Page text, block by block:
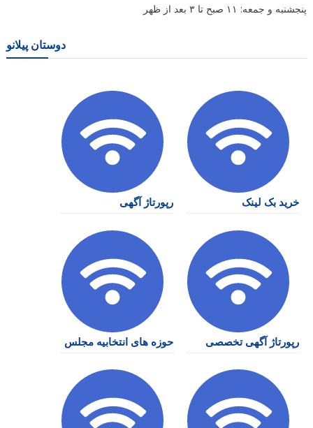
پنجشنبه و جمعه: ۱۱ صبح تا ۳ بعد از ظهر
دوستان پیلانو
خرید بک لینک رپورتاژ آگهی
رپورتاژ آگهی تخصصی حوزه های انتخابیه مجلس